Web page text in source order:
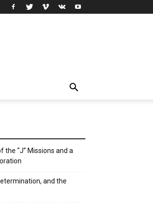
the “J” Missions and a
and the